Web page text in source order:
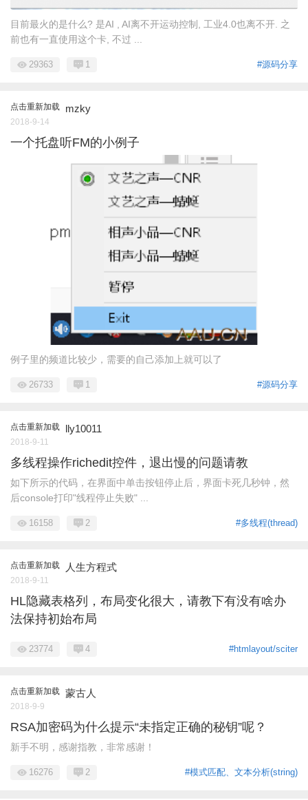
目前最火的是什么? 是AI , AI离不开运动控制, 工业4.0也离不开. 之
前也有一直使用这个卡, 不过 ...
#源码分享
29363 1
点击重新加载 mzky
2018-9-14
一个托盘听FM的小例子
例子里的频道比较少，需要的自己添加上就可以了
#源码分享
26733 1
点击重新加载 lly10011
2018-9-11
多线程操作richedit控件，退出慢的问题请教
如下所示的代码，在界面中单击按钮停止后，界面卡死几秒钟，然
后console打印"线程停止失败" ...
#多线程(thread)
16158 2
点击重新加载 人生方程式
2018-9-11
HL隐藏表格列，布局变化很大，请教下有没有啥办
法保持初始布局
#htmlayout/sciter
23774 4
点击重新加载 蒙古人
2018-9-9
RSA加密码为什么提示“未指定正确的秘钥”呢？
新手不明，感谢指教，非常感谢！
#模式匹配、文本分析(string)
16276 2